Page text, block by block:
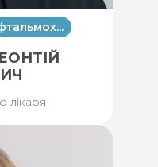
лікаря